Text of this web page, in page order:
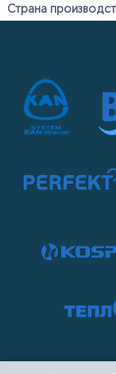
Страна